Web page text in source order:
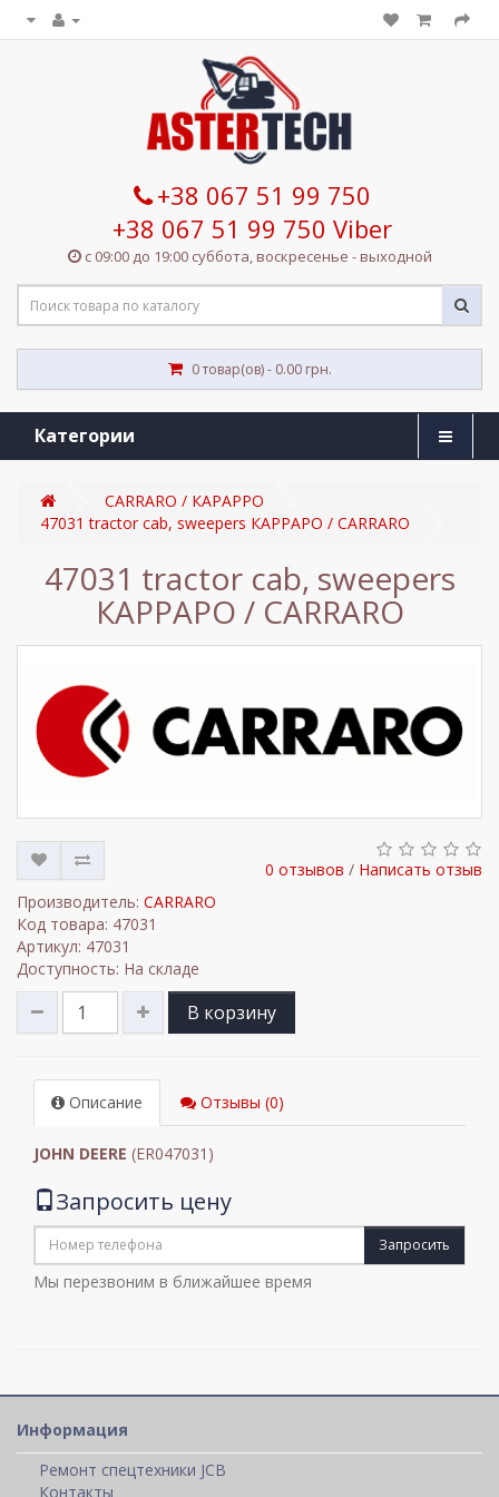
+38 067 51 99 750
+38 067 51 99 750 Viber
с 09:00 до 19:00 суббота, воскресенье - выходной
0 товар(ов) - 0.00 грн.
Категории
CARRARO / КАРАРРО
47031 tractor cab, sweepers КАРРАРО / CARRARO
47031 tractor cab, sweepers
КАРРАРО / CARRARO
0 отзывов / Написать отзыв
Производитель: CARRARO
Код товара: 47031
Артикул: 47031
Доступность: На складе
В корзину
Описание Отзывы (0)
JOHN DEERE (ER047031)
Запросить цену
Запросить
Мы перезвоним в ближайшее время
Информация
Ремонт спецтехники JCB
Контакты